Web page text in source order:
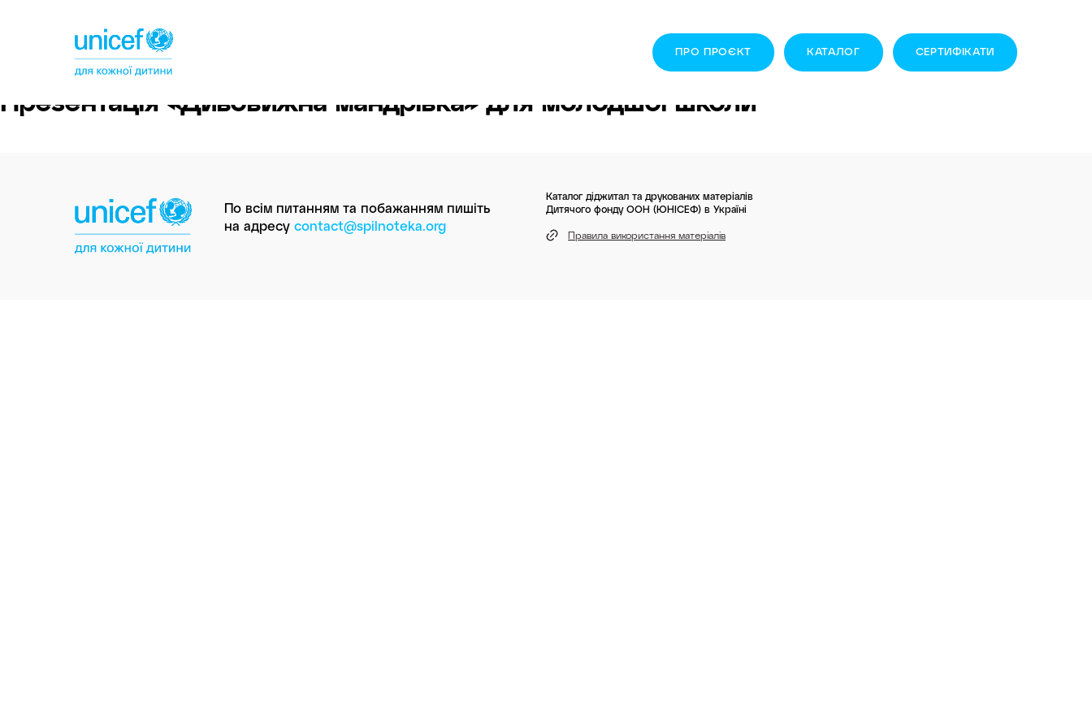
ЮНІСЕФ
Україна
ПРО ПРОЄКТ КАТАЛОГ CЕРТИФІКАТИ
Презентація «Дивовижна мандрівка» для молодшої школи
По всім питанням та побажанням пишіть
на адресу contact@spilnoteka.org
Каталог діджитал та друкованих матеріалів
Дитячого фонду ООН (ЮНІСЕФ) в Україні
Правила використання матеріалів